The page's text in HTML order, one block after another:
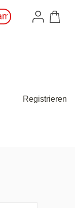
Registrieren